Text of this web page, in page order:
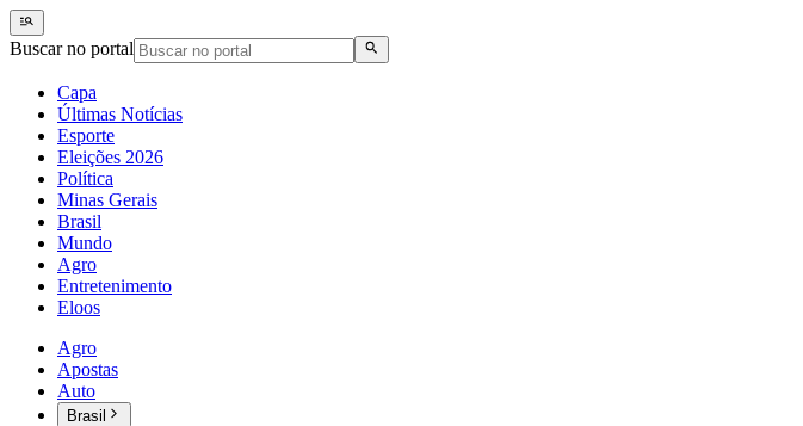
Buscar no portal
Capa
Últimas Notícias
Esporte
Eleições 2026
Política
Minas Gerais
Brasil
Mundo
Agro
Entretenimento
Eloos
Agro
Apostas
Auto
Brasil